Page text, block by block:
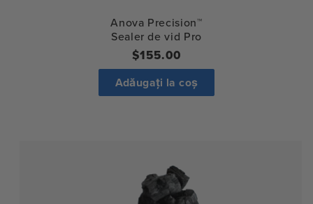
Anova Precision™
Sealer de vid Pro
Regular
price
$155.00
Adăugați la coș